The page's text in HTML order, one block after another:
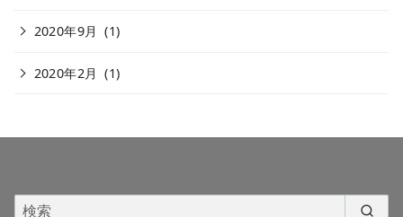
2020年9月 (1)
2020年2月 (1)